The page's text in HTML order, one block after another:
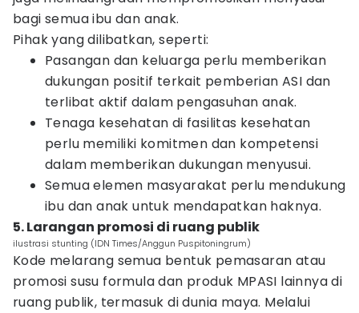
bagi semua ibu dan anak.
Pihak yang dilibatkan, seperti:
Pasangan dan keluarga perlu memberikan
dukungan positif terkait pemberian ASI dan
terlibat aktif dalam pengasuhan anak.
Tenaga kesehatan di fasilitas kesehatan
perlu memiliki komitmen dan kompetensi
dalam memberikan dukungan menyusui.
Semua elemen masyarakat perlu mendukung
ibu dan anak untuk mendapatkan haknya.
5. Larangan promosi di ruang publik
ilustrasi stunting (IDN Times/Anggun Puspitoningrum)
Kode melarang semua bentuk pemasaran atau
promosi susu formula dan produk MPASI lainnya di
ruang publik, termasuk di dunia maya. Melalui